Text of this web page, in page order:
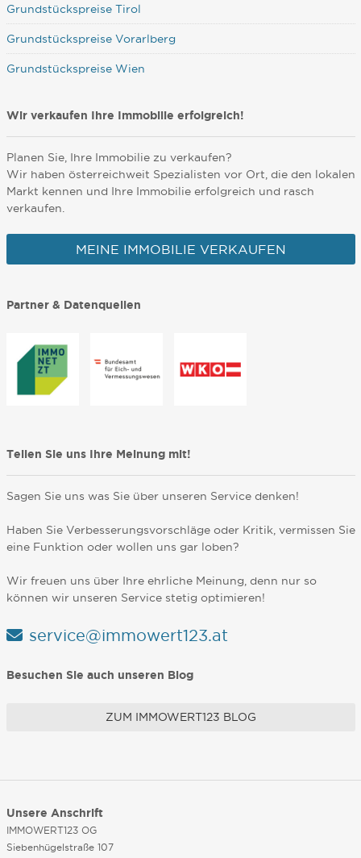
Grundstückspreise Tirol
Grundstückspreise Vorarlberg
Grundstückspreise Wien
Wir verkaufen Ihre Immobilie erfolgreich!
Planen Sie, Ihre Immobilie zu verkaufen?
Wir haben österreichweit Spezialisten vor Ort, die den lokalen
Markt kennen und Ihre Immobilie erfolgreich und rasch
verkaufen.
MEINE IMMOBILIE VERKAUFEN
Partner & Datenquellen
Teilen Sie uns Ihre Meinung mit!
Sagen Sie uns was Sie über unseren Service denken!
Haben Sie Verbesserungsvorschläge oder Kritik, vermissen Sie
eine Funktion oder wollen uns gar loben?
Wir freuen uns über Ihre ehrliche Meinung, denn nur so
können wir unseren Service stetig optimieren!
service@immowert123.at
Besuchen Sie auch unseren Blog
ZUM IMMOWERT123 BLOG
Unsere Anschrift
IMMOWERT123 OG
Siebenhügelstraße 107